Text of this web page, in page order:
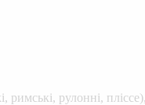
рулонні,